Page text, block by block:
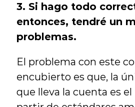
3. Si hago todo
entonces, tendré un
problemas.
El problema con este
encubierto es que, la
que lleva la cuenta es